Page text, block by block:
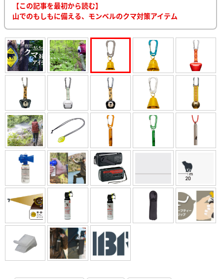
【この記事を最初から読む】
山でのもしもに備える、モンベルのクマ対策アイテム